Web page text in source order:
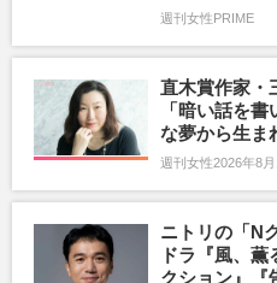
週刊女性PRIME
直木賞作家・
「暗い話を
な夢から生ま
週刊女性2026年8
ニトリの「N
ドラ『風、
クション』『